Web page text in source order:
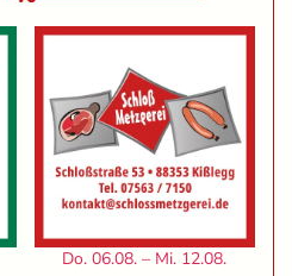
Do. 06.08. – Mi. 12.08.